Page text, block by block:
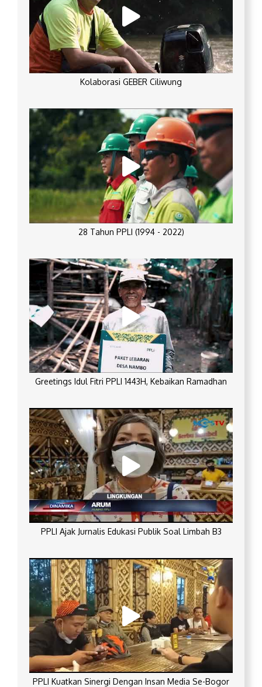
Kolaborasi GEBER Ciliwung
28 Tahun PPLI (1994 - 2022)
Greetings Idul Fitri PPLI 1443H, Kebaikan Ramadhan
PPLI Ajak Jurnalis Edukasi Publik Soal Limbah B3
PPLI Kuatkan Sinergi Dengan Insan Media Se-Bogor